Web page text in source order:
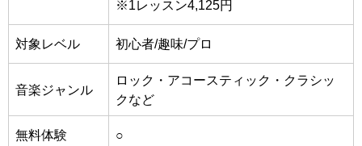
※1レッスン4,125円
対象レベル 初心者/趣味/プロ
音楽ジャンル
ロック・アコースティック・クラシッ
クなど
無料体験 ○